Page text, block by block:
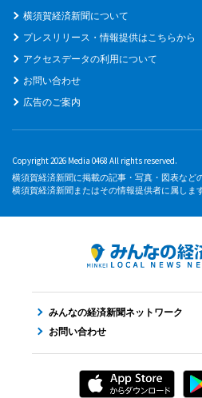
横須賀経済新聞について
プレスリリース・情報提供はこちらから
アクセスデータの利用について
お問い合わせ
広告のご案内
Copyright 2026 Media 0468 All rights reserved.
横須賀経済新聞に掲載の記事・写真・図表など
横須賀経済新聞またはその情報提供者に属します
みんなの経済新聞ネットワーク
お問い合わせ